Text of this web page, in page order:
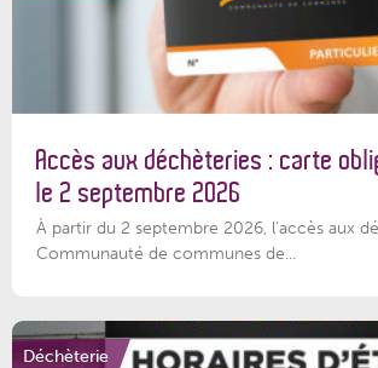
Accès aux déchèteries : carte
le 2 septembre 2026
À partir du 2 septembre 2026, l’accès aux
Communauté de communes de...
Déchèterie